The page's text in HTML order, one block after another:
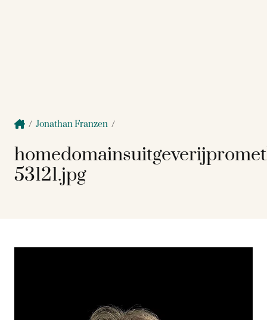
/ Jonathan Franzen /
53121.jpg